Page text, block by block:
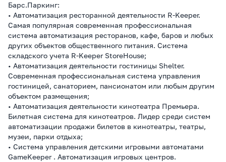
Барс.Паркинг:
• Автоматизация ресторанной деятельности R-Keeper.
Самая популярная современная профессиональная
система автоматизация ресторанов, кафе, баров и любых
других объектов общественного питания. Система
складского учета R-Keeper StoreHouse;
• Автоматизация деятельности гостиницы Shelter.
Современная профессиональная система управления
гостиницей, санаторием, пансионатом или любым другим
объектом размещения;
• Автоматизация деятельности кинотеатра Премьера.
Билетная система для кинотеатров. Лидер среди систем
автоматизации продажи билетов в кинотеатры, театры,
музеи, парки отдыха;
• Система управления детскими игровыми автоматами
GameKeeper . Автоматизация игровых центров.